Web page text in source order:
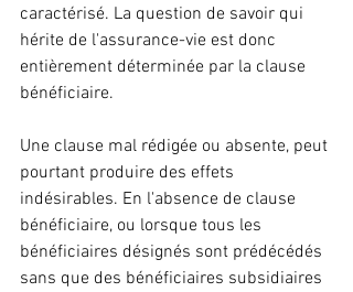
caractérisé. La question de savoir qui
hérite de l'assurance-vie est donc
entièrement déterminée par la clause
bénéficiaire.
Une clause mal rédigée ou absente, peut
pourtant produire des effets
indésirables. En l'absence de clause
bénéficiaire, ou lorsque tous les
bénéficiaires désignés sont prédécédés
sans que des bénéficiaires subsidiaires